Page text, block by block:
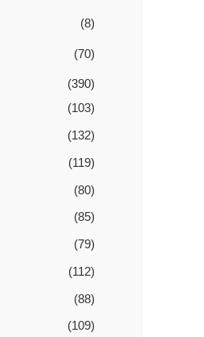
(8)
(70)
(390)
(103)
(132)
(119)
(80)
(85)
(79)
(112)
(88)
(109)